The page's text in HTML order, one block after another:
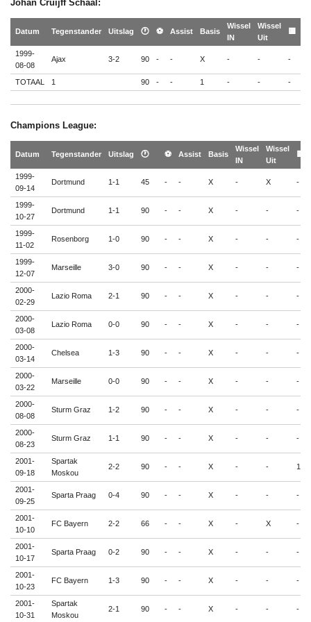
Johan Cruijff Schaal:
Datum Tegenstander Uitslag 🕐 ⚽ Assist Basis
Wissel
IN
Wissel
Uit
🟨
1999-
08-08
Ajax 3-2 90 - - X - - -
TOTAAL 1 90 - - 1 - - -
Champions League:
Datum Tegenstander Uitslag 🕐 ⚽ Assist Basis
Wissel
IN
Wissel
Uit
🟨
1999-
09-14
Dortmund 1-1 45 - - X - X -
1999-
10-27
Dortmund 1-1 90 - - X - - -
1999-
11-02
Rosenborg 1-0 90 - - X - - -
1999-
12-07
Marseille 3-0 90 - - X - - -
2000-
02-29
Lazio Roma 2-1 90 - - X - - -
2000-
03-08
Lazio Roma 0-0 90 - - X - - -
2000-
03-14
Chelsea 1-3 90 - - X - - -
2000-
03-22
Marseille 0-0 90 - - X - - -
2000-
08-08
Sturm Graz 1-2 90 - - X - - -
2000-
08-23
Sturm Graz 1-1 90 - - X - - -
2001-
09-18
Spartak
Moskou
2-2 90 - - X - - 1
2001-
09-25
Sparta Praag 0-4 90 - - X - - -
2001-
10-10
FC Bayern 2-2 66 - - X - X -
2001-
10-17
Sparta Praag 0-2 90 - - X - - -
2001-
10-23
FC Bayern 1-3 90 - - X - - -
2001-
10-31
Spartak
Moskou
2-1 90 - - X - - -